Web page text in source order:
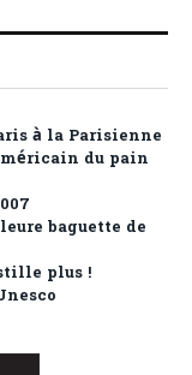
à la Parisienne
du pain
baguette de
plus !